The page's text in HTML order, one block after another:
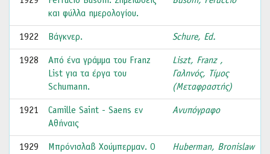
και φύλλα ημερολογίου.
1922 Βάγκνερ. Schure, Ed.
1928
Από ένα γράμμα του Franz
List για τα έργα του
Schumann.
Liszt, Franz ,
Γαληνός, Τίμος
(Μεταφραστής)
1921
Camille Saint - Saens εν
Αθήναις
Ανυπόγραφο
1929
Μπρόνισλαβ Χούμπερμαν. Ο
Huberman, Bronislaw